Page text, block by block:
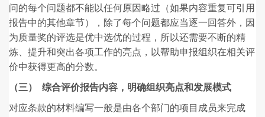
问的每个问题都不能以任何原因略过（如果内容重复可引用
报告中的其他章节），除了每个问题都应当逐一回答外，因
为质量奖的评选是优中选优的过程，所以还需要不断的精
炼、提升和突出各项工作的亮点，以帮助申报组织在相关评
价中获得更高的分数。
（三） 综合评价报告内容，明确组织亮点和发展模式
对应条款的材料编写一般是由各个部门的项目成员来完成